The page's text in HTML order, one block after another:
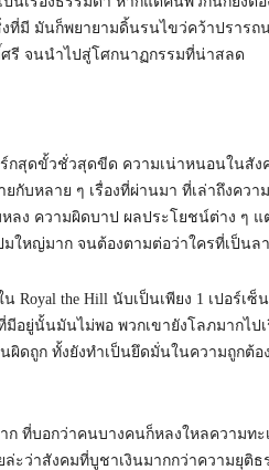
ที่มี มันก็พยายามดิ้นรนไขว่คว้าปรารถ
รี จนนำไปสู่โศกนาฏกรรมที่น่าสลด
กสุดขั้วชั่วสุดขีด ความเน่าหนอนในสัง
กับหลาย ๆ เรื่องที่ผ่านมา ที่เล่าถึงคว
ลง ความผิดบาป ผลประโยชน์ต่าง ๆ
ใหญ่มาก จนต้องตามต่อว่าใครที่เป็นล
Royal the Hill นับเป็นเพียง 1 เปอร์
อยู่นั้นมันไม่พอ พวกเขายังโลภมากไป
ผิดถูก ทั้งยังทำเป็นยึดมั่นในความถูกต้
ก ที่บอกว่าคนบางคนก็หลงใหลความท
ยล่ะว่าสังคมที่บูชาเงินมากกว่าความยุ